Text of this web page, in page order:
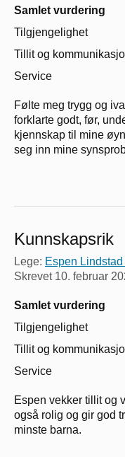
Samlet vurdering
Tilgjengelighet
Tillit og
Service
Følte meg trygg og
forklarte godt, før,
kjennskap til mine
seg inn mine
Kunnskapsrik
Lege: Espen
Skrevet 10. februar
Samlet vurdering
Tilgjengelighet
Tillit og
Service
Espen vekker tillit og
også rolig og gir god
minste barna.